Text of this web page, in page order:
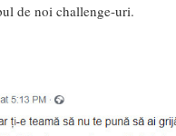
de noi challenge-uri.